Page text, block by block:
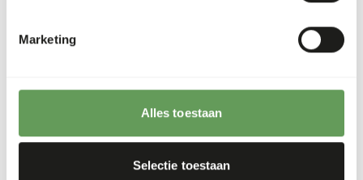
Marketing
Alles toestaan
Selectie toestaan
Ook interessant